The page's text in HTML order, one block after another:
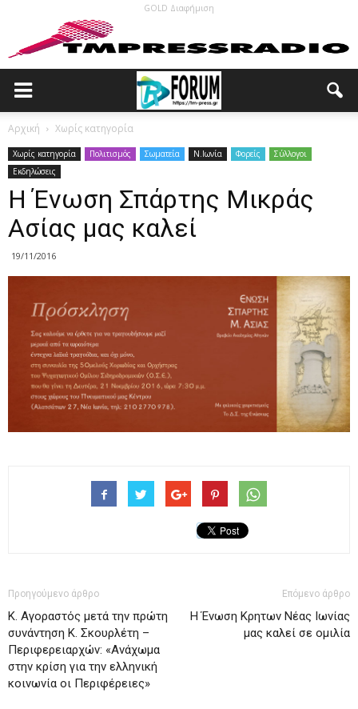
GOLD Διαφήμιση
Αρχική Χωρίς κατηγορία
Χωρίς κατηγορία Πολιτισμός Σωματεία N.Ιωνία Φορείς
Σύλλογοι
Εκδηλώσεις
Η Ένωση Σπάρτης Μικράς
Ασίας μας καλεί
19/11/2016
Προηγούμενο άρθρο
Κ. Αγοραστός μετά την πρώτη
συνάντηση Κ. Σκουρλέτη –
Περιφερειαρχών: «Ανάχωμα
στην κρίση για την ελληνική
κοινωνία οι Περιφέρειες»
Επόμενο άρθρο
Η Ένωση Κρητων Νέας Ιωνίας
μας καλεί σε ομιλία